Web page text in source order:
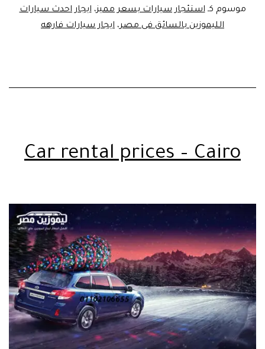
موسوم كـاستئجار سيارات بسعر مميز،ايجار احدث سيارات
الليموزين بالسائق فى مصر، ايجار سيارات فارهه
Car rental prices – Cairo